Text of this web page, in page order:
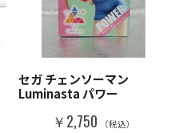
セガ チェンソーマン
Luminasta パワー
￥2,750 （税込）